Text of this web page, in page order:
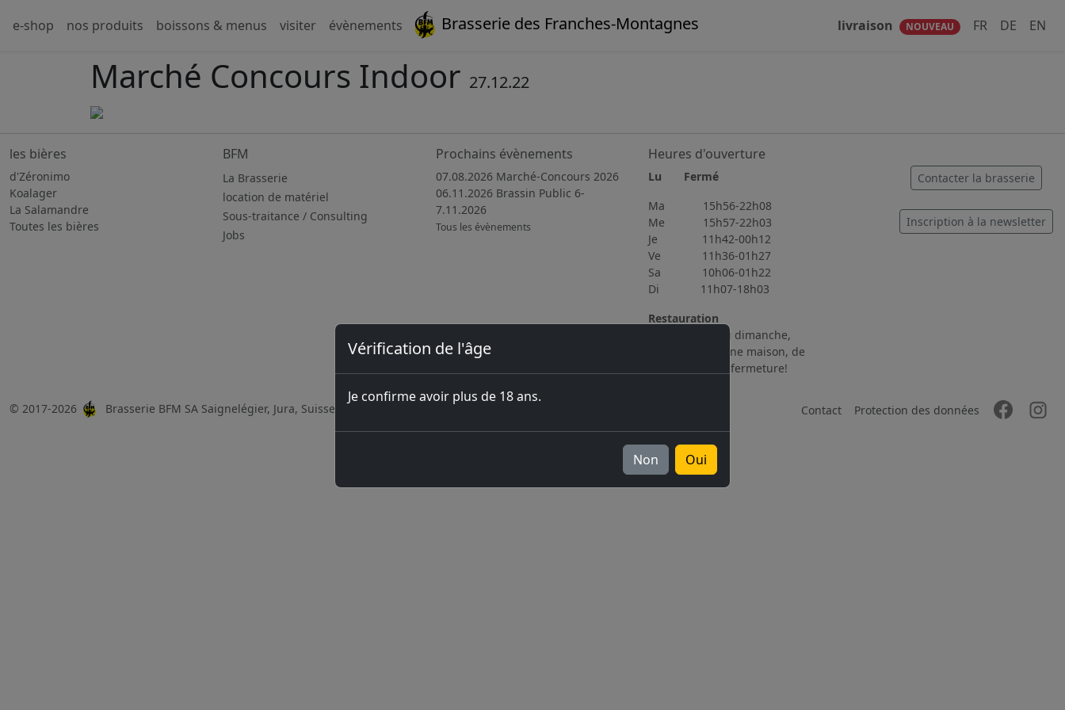
e-shop nos produits boissons & menus visiter évènements Brasserie des Franches-Montagnes livraison NOUVEAU FR DE EN
Vérification de l'âge
Je confirme avoir plus de 18 ans.
Non Oui
Marché Concours Indoor 27.12.22
les bières
d'Zéronimo
Koalager
La Salamandre
Toutes les bières
BFM
La Brasserie
location de matériel
Sous-traitance / Consulting
Jobs
Prochains évènements
07.08.2026 Marché-Concours 2026
06.11.2026 Brassin Public 6-
7.11.2026
Tous les évènements
Heures d'ouverture
Lu Fermé
Ma 15h56-22h08
Me 15h57-22h03
Je 11h42-00h12
Ve 11h36-01h27
Sa 10h06-01h22
Di 11h07-18h03
Restauration
Du mercredi au dimanche,
délicieuse cuisine maison, de
l'ouverture à la fermeture!
Contacter la brasserie
Inscription à la newsletter
© 2017-2026 Brasserie BFM SA Saignelégier, Jura, Suisse, Europe v2026.05.0-1 Contact Protection des données